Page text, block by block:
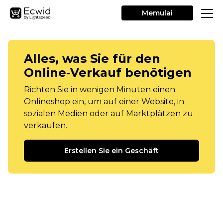
Memulai
Alles, was Sie für den
Online-Verkauf benötigen
Richten Sie in wenigen Minuten einen
Onlineshop ein, um auf einer Website, in
sozialen Medien oder auf Marktplätzen zu
verkaufen.
Erstellen Sie ein Geschäft